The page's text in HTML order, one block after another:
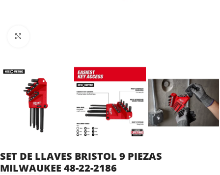
SET DE LLAVES BRISTOL 9 PIEZAS
MILWAUKEE 48-22-2186